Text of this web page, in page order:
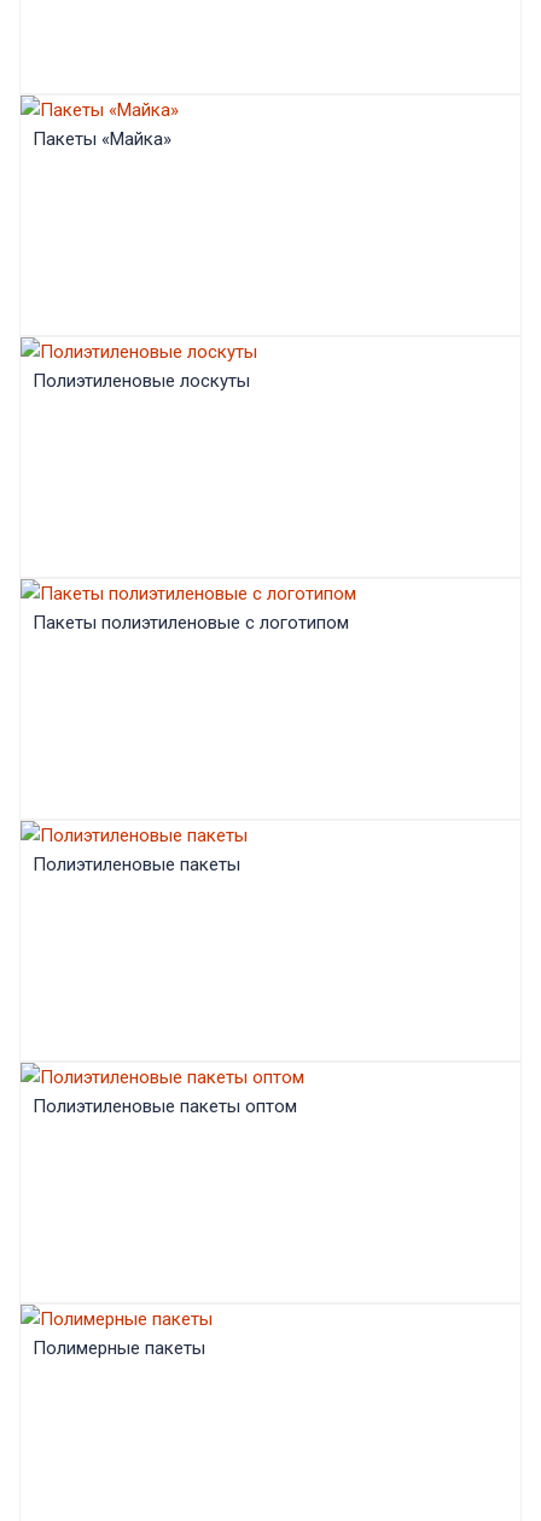
Пакеты «Майка»
Полиэтиленовые лоскуты
Пакеты полиэтиленовые с логотипом
Полиэтиленовые пакеты
Полиэтиленовые пакеты оптом
Полимерные пакеты